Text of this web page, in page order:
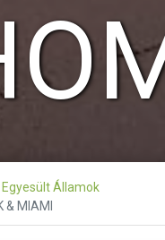
Államok
& MIAMI